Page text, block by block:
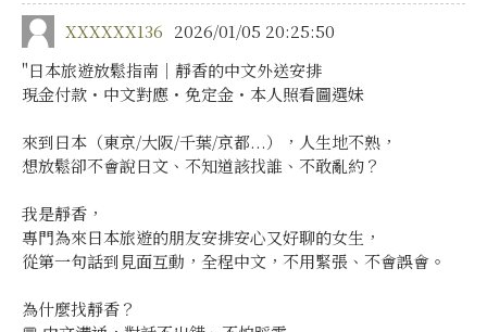
XXXXXX136 2026/01/05 20:25:50
"日本旅遊放鬆指南｜靜香的中文外送安排
現金付款・中文對應・免定金・本人照看圖選妹
來到日本（東京/大阪/千葉/京都...），人生地不熟，
想放鬆卻不會說日文、不知道該找誰、不敢亂約？
我是靜香，
專門為來日本旅遊的朋友安排安心又好聊的女生，
從第一句話到見面互動，全程中文，不用緊張、不會誤會。
為什麼找靜香？